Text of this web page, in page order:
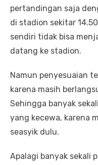
pertandingan saja
di stadion sekitar
sendiri tidak bisa
datang ke stadion.
Namun penyesuaian
karena masih
Sehingga banyak
yang kecewa, karena
seasyik dulu.
Apalagi banyak sekali